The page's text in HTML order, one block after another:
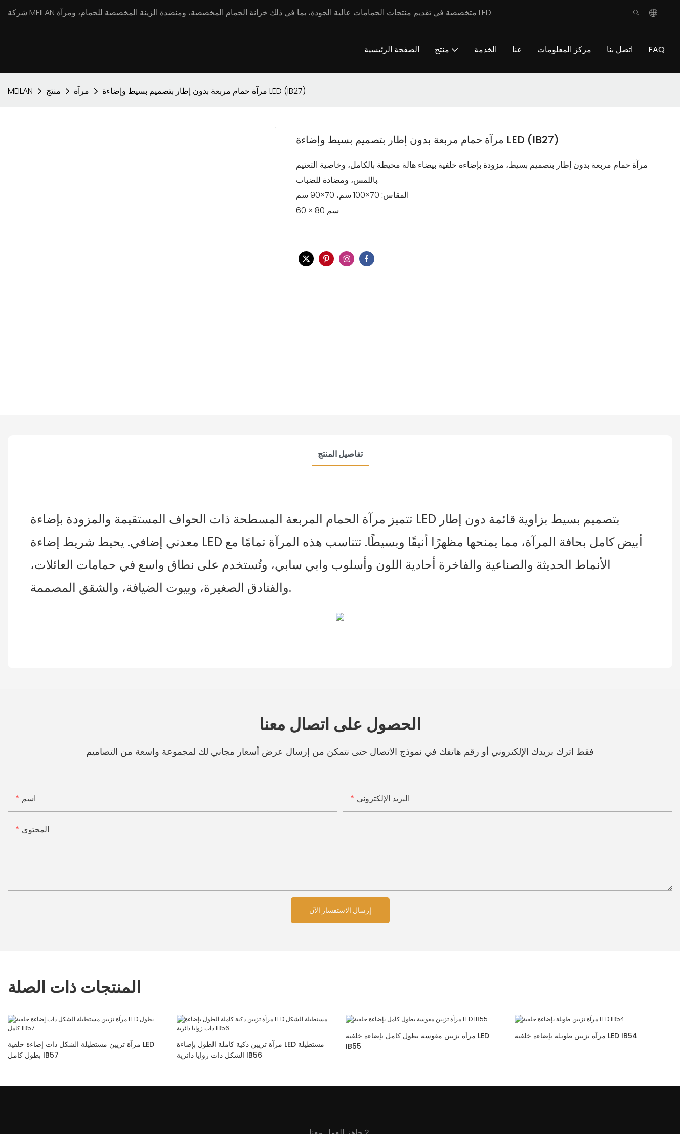
شركة MEILAN متخصصة في تقديم منتجات الحمامات عالية الجودة، بما في ذلك خزانة الحمام المخصصة، ومنضدة الزينة المخصصة للحمام، ومرآة LED.
الصفحة الرئيسية منتج الخدمة عنا مركز المعلومات اتصل بنا FAQ
MEILAN منتج مرآة مرآة حمام مربعة بدون إطار بتصميم بسيط وإضاءة LED (IB27)
مرآة حمام مربعة بدون إطار بتصميم بسيط وإضاءة LED (IB27)
مرآة حمام مربعة بدون إطار بتصميم بسيط، مزودة بإضاءة خلفية بيضاء هالة محيطة بالكامل، وخاصية التعتيم
باللمس، ومضادة للضباب.
المقاس:
60 × 80 سم
تفاصيل المنتج
تتميز مرآة الحمام المربعة المسطحة ذات الحواف المستقيمة والمزودة بإضاءة LED بتصميم بسيط بزاوية قائمة دون إطار
معدني إضافي. يحيط شريط إضاءة LED أبيض كامل بحافة المرآة، مما يمنحها مظهرًا أنيقًا وبسيطًا. تتناسب هذه المرآة تمامًا مع
الأنماط الحديثة والصناعية والفاخرة أحادية اللون وأسلوب وابي سابي، وتُستخدم على نطاق واسع في حمامات العائلات،
والفنادق الصغيرة، وبيوت الضيافة، والشقق المصممة.
الحصول على اتصال معنا
فقط اترك بريدك الإلكتروني أو رقم هاتفك في نموذج الاتصال حتى نتمكن من إرسال عرض أسعار مجاني لك لمجموعة واسعة من التصاميم
اسم البريد الإلكتروني
المحتوى
إرسال الاستفسار الآن
المنتجات ذات الصلة
مرآة تزيين مستطيلة الشكل ذات إضاءة خلفية LED
بطول كامل IB57
مرآة تزيين ذكية كاملة الطول بإضاءة LED مستطيلة
الشكل ذات زوايا دائرية IB56
مرآة تزيين مقوسة بطول كامل بإضاءة خلفية LED
IB55
مرآة تزيين طويلة بإضاءة خلفية LED IB54